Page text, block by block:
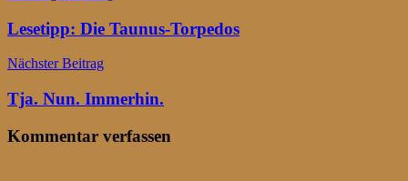
Lesetipp: Die Taunus-Torpedos
Nächster Beitrag
Tja. Nun. Immerhin.
Kommentar verfassen